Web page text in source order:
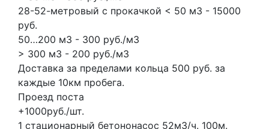
28-52-метровый с прокачкой < 50 м3 - 15000
руб.
50…200 м3 - 300 руб./м3
> 300 м3 - 200 руб./м3
Доставка за пределами кольца 500 руб. за
каждые 10км пробега.
Проезд поста
+1000руб./шт.
1 стационарный бетононасос 52м3/ч. 100м.